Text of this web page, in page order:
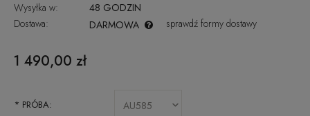
Wysyłka w:
48 GODZIN
Dostawa:
DARMOWA sprawdź formy dostawy
1 490,00 zł
* PRÓBA: